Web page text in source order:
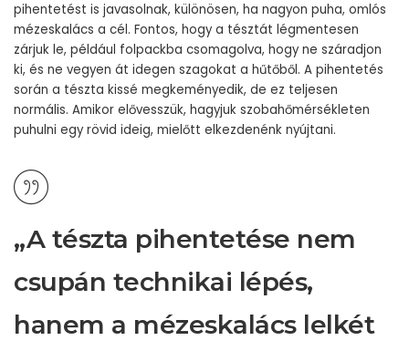
pihentetést is javasolnak, különösen, ha nagyon puha, omlós
mézeskalács a cél. Fontos, hogy a tésztát légmentesen
zárjuk le, például folpackba csomagolva, hogy ne száradjon
ki, és ne vegyen át idegen szagokat a hűtőből. A pihentetés
során a tészta kissé megkeményedik, de ez teljesen
normális. Amikor elővesszük, hagyjuk szobahőmérsékleten
puhulni egy rövid ideig, mielőtt elkezdenénk nyújtani.
„A tészta pihentetése nem
csupán technikai lépés,
hanem a mézeskalács lelkét